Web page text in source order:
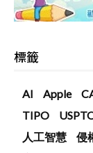
標籤
AI Apple
TIPO
人工智慧
侵